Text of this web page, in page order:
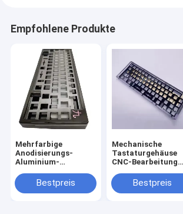
Empfohlene Produkte
Mehrfarbige
Anodisierungs-
Aluminium-
Bestpreis
Mechanische
Tastaturgehäuse
CNC-Bearbeitung
Aluminium anodiert
für 60% 75%
Bestpreis